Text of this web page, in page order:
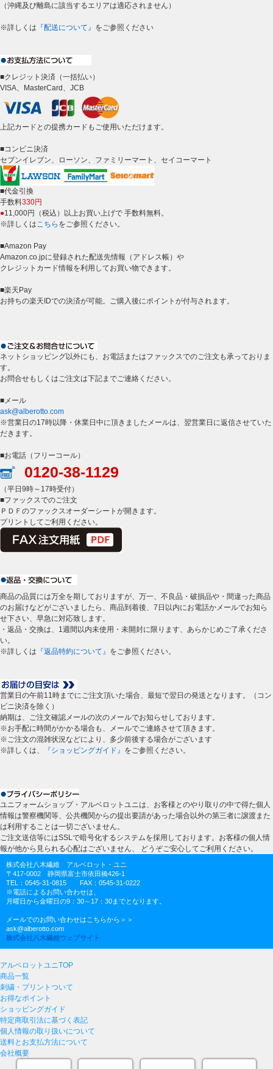
（沖縄及び離島に該当するエリアは適応されません）
※詳しくは 『配送について』 をご参照ください
■クレジット決済（一括払い）
VISA、MasterCard、JCB
上記カードとの提携カードもご使用いただけます。
■コンビニ決済
セブンイレブン、ローソン、ファミリーマート、セイコーマート
■代金引換
手数料330円
●11,000円（税込）以上お買い上げで 手数料無料。
※詳しくはこちら をご参照ください。
■Amazon Pay
Amazon.co.jpに登録された配送先情報（アドレス帳）や
クレジットカード情報を利用してお買い物できます。
■楽天Pay
お持ちの楽天IDでの決済が可能。ご購入後にポイントが付与されます。
ネットショッピング以外にも、お電話またはファックスでのご注文も承っておりま
す。
お問合せもしくはご注文は下記までご連絡ください。
■メール
ask@alberotto.com
※営業日の17時以降・休業日中に頂きましたメールは、翌営業日に返信させていた
だきます。
■お電話（フリーコール）
0120-38-1129
（平日9時～17時受付）
■ファックスでのご注文
ＰＤＦのファックスオーダーシートが開きます。
プリントしてご利用ください。
商品の品質には万全を期しておりますが、万一、不良品・破損品や・間違った商品
のお届けなどがございましたら、商品到着後、7日以内にお電話かメールでお知ら
せ下さい、早急に対応致します。
・返品・交換は、1週間以内未使用・未開封に限ります、あらかじめご了承くださ
い。
※詳しくは 『返品特約について』 をご参照ください。
営業日の午前11時までにご注文頂いた場合、最短で翌日の発送となります。（コン
ビニ決済を除く）
納期は、ご注文確認メールの次のメールでお知らせしております。
※お手配に時間がかかる場合も、メールでご連絡させて頂きます。
※ご注文の混雑状況などにより、多少前後する場合がございます
※詳しくは、
『ショッピングガイド』 をご参照ください。
ユニフォームショップ・アルベロットユニは、お客様とのやり取りの中で得た個人
情報は警察機関等、公共機関からの提出要請があった場合以外の第三者に譲渡また
は利用することは一切ございません。
ご注文送信等にはSSLで暗号化するシステムを採用しております。お客様の個人情
報が他から見られる心配はございません、 どうぞご安心してご利用ください。
株式会社八木繊維 アルベロット・ユニ
〒417-0002 静岡県富士市依田橋426-1
TEL：0545-31-0815 FAX：0545-31-0222
※電話によるお問い合わせは、
月曜日から金曜日の9：30～17：30までとなります。
メールでのお問い合わせはこちらから＞＞
ask@alberotto.com
株式会社八木繊維ウェブサイト
アルベロットユニTOP
商品一覧
刺繍・プリントついて
お得なポイント
ショッピングガイド
特定商取引法に基づく表記
個人情報の取り扱いについて
送料とお支払方法について
会社概要